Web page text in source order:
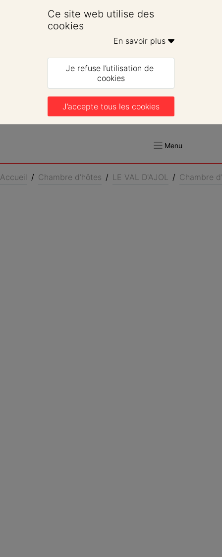
Ce site web utilise des
cookies
En savoir plus
Je refuse l’utilisation de
cookies
J’accepte tous les cookies
Menu
Accueil / Chambre d’hôtes / LE VAL D'AJOL / Chambre